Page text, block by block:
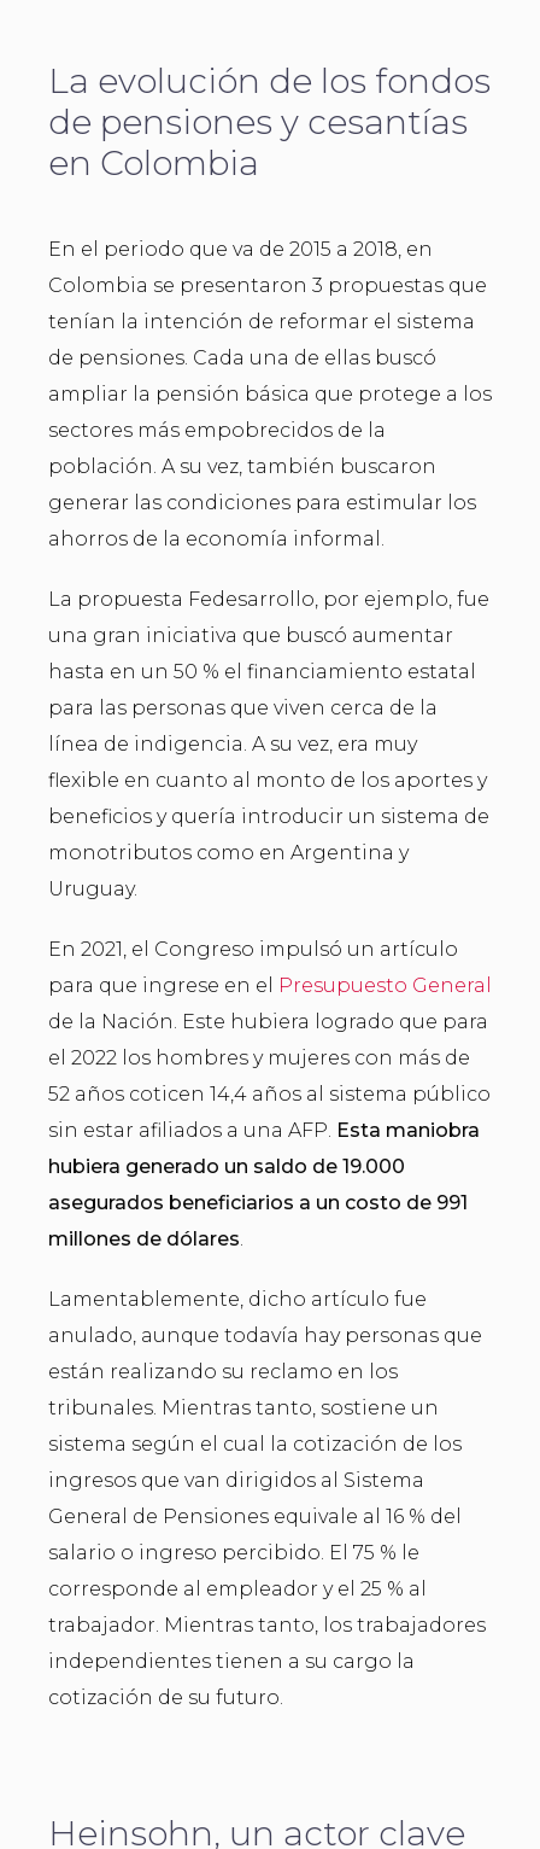
La evolución de los fondos
de pensiones y cesantías
en Colombia
En el periodo que va de 2015 a 2018, en
Colombia se presentaron 3 propuestas que
tenían la intención de reformar el sistema
de pensiones. Cada una de ellas buscó
ampliar la pensión básica que protege a los
sectores más empobrecidos de la
población. A su vez, también buscaron
generar las condiciones para estimular los
ahorros de la economía informal.
La propuesta Fedesarrollo, por ejemplo, fue
una gran iniciativa que buscó aumentar
hasta en un 50 % el financiamiento estatal
para las personas que viven cerca de la
línea de indigencia. A su vez, era muy
flexible en cuanto al monto de los aportes y
beneficios y quería introducir un sistema de
monotributos como en Argentina y
Uruguay.
En 2021, el Congreso impulsó un artículo
para que ingrese en el
Presupuesto General
de la Nación. Este hubiera logrado que para
el 2022 los hombres y mujeres con más de
52 años coticen 14,4 años al sistema público
sin estar afiliados a una AFP. Esta maniobra
hubiera generado un saldo de 19.000
asegurados beneficiarios a un costo de 991
millones de dólares.
Lamentablemente, dicho artículo fue
anulado, aunque todavía hay personas que
están realizando su reclamo en los
tribunales. Mientras tanto, sostiene un
sistema según el cual la cotización de los
ingresos que van dirigidos al Sistema
General de Pensiones equivale al 16 % del
salario o ingreso percibido. El 75 % le
corresponde al empleador y el 25 % al
trabajador. Mientras tanto, los trabajadores
independientes tienen a su cargo la
cotización de su futuro.
Heinsohn, un actor clave